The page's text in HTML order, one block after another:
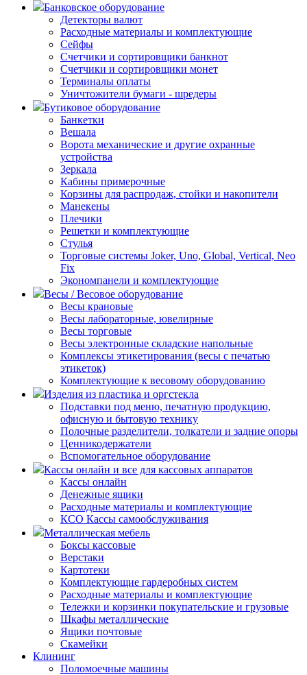
Банковское оборудование
Детекторы валют
Расходные материалы и комплектующие
Сейфы
Счетчики и сортировщики банкнот
Счетчики и сортировщики монет
Терминалы оплаты
Уничтожители бумаги - шредеры
Бутиковое оборудование
Банкетки
Вешала
Ворота механические и другие охранные
устройства
Зеркала
Кабины примерочные
Корзины для распродаж, стойки и накопители
Манекены
Плечики
Решетки и комплектующие
Стулья
Торговые системы Joker, Uno, Global, Vertical, Neo
Fix
Экономпанели и комплектующие
Весы / Весовое оборудование
Весы крановые
Весы лабораторные, ювелирные
Весы торговые
Весы электронные складские напольные
Комплексы этикетирования (весы с печатью
этикеток)
Комплектующие к весовому оборудованию
Изделия из пластика и оргстекла
Подставки под меню, печатную продукцию,
офисную и бытовую технику
Полочные разделители, толкатели и задние опоры
Ценникодержатели
Вспомогательное оборудование
Кассы онлайн и все для кассовых аппаратов
Кассы онлайн
Денежные ящики
Расходные материалы и комплектующие
КСО Кассы самообслуживания
Металлическая мебель
Боксы кассовые
Верстаки
Картотеки
Комплектующие гардеробных систем
Расходные материалы и комплектующие
Тележки и корзинки покупательские и грузовые
Шкафы металлические
Ящики почтовые
Скамейки
Клининг
Поломоечные машины